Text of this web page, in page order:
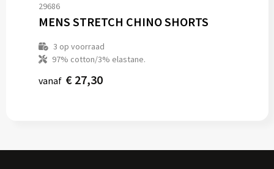
29686
MENS STRETCH CHINO SHORTS
3 op voorraad
97% cotton/3% elastane.
vanaf € 27,30